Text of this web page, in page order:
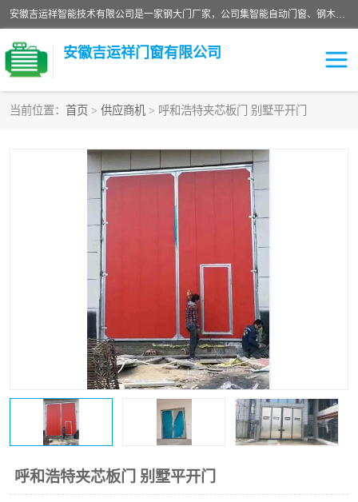
安徽吉运祥智能技术有限公司是一家钢大门厂家，公司集智能自动门窗、钢木门、特种门窗、工业门窗、图集门窗、定制门窗、非标门窗等通道产品的研发设计、制作、安装于一体的综合性、性高新技术企业。
安徽吉运祥门窗有限公司
当前位置： 首页 > 供应商机 > 呼和浩特夹芯板门 别墅平开门
呼和浩特夹芯板门 别墅平开门
防撞自由门 变压器室门窗
工业电动折叠门
安全逃生门 工业平移门
监狱门及监狱设备
变压器室配电房门 钢大门厂家
彩钢板门